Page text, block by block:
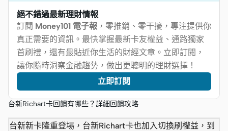
絕不錯過最新理財情報
訂閱 Money101 電子報 ，零推銷、零干擾，專注提供你
真正需要的資訊。最快掌握最新卡友權益、通路獨家
首刷禮，還有最貼近你生活的財經文章。立即訂閱，
讓你隨時洞察金融趨勢，做出更聰明的理財選擇！
立即訂閱
台新Richart卡回饋有哪些？詳細回饋攻略
台新新卡隆重登場，台新Richart卡也加入切換刷權益，到